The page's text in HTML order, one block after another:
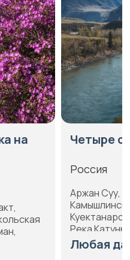
на
Четыре
Россия
Аржан Суу,
Река
«Чертов
Усть-Сема,
Любая